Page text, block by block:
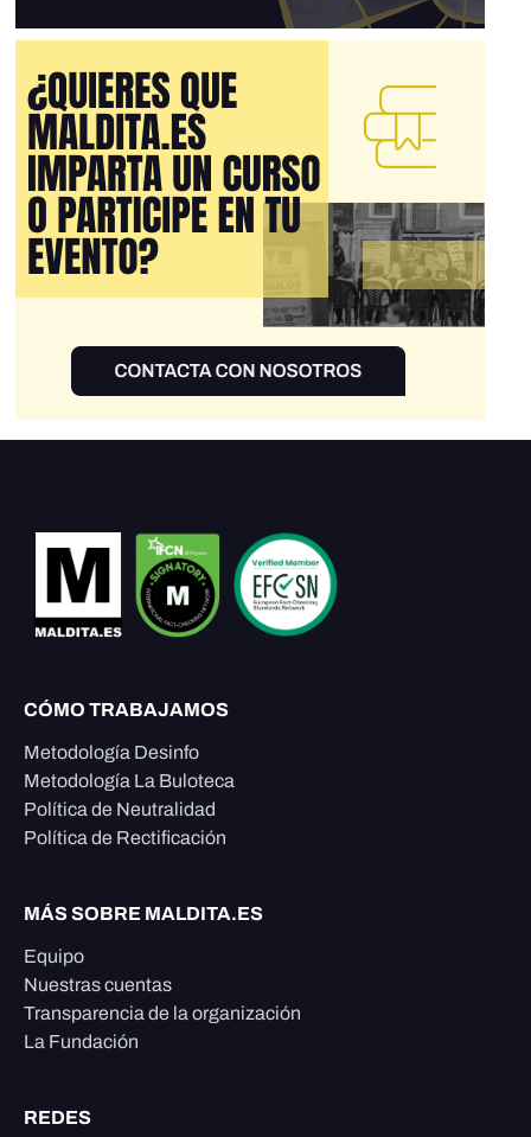
CÓMO TRABAJAMOS
Metodología Desinfo
Metodología La Buloteca
Política de Neutralidad
Política de Rectificación
MÁS SOBRE MALDITA.ES
Equipo
Nuestras cuentas
Transparencia de la organización
La Fundación
REDES